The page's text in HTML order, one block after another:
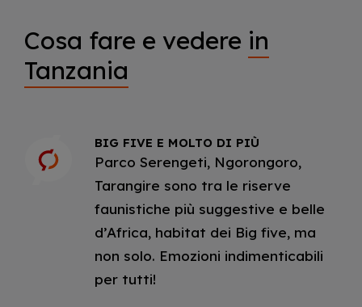
Cosa fare e vedere in
Tanzania
BIG FIVE E MOLTO DI PIÙ
Parco Serengeti, Ngorongoro,
Tarangire sono tra le riserve
faunistiche più suggestive e belle
d’Africa, habitat dei Big five, ma
non solo. Emozioni indimenticabili
per tutti!